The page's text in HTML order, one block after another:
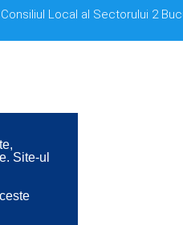
Site-ul
Local al Sectorului 2